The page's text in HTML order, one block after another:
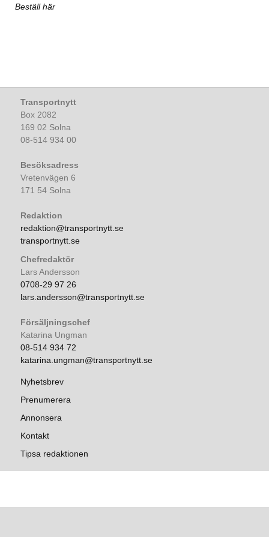
Beställ här
Transportnytt
Box 2082
169 02 Solna
08-514 934 00
Besöksadress
Vretenvägen 6
171 54 Solna
Redaktion
redaktion@transportnytt.se
transportnytt.se
Chefredaktör
Lars Andersson
0708-29 97 26
lars.andersson@transportnytt.se
Försäljningschef
Katarina Ungman
08-514 934 72
katarina.ungman@transportnytt.se
Nyhetsbrev
Prenumerera
Annonsera
Kontakt
Tipsa redaktionen